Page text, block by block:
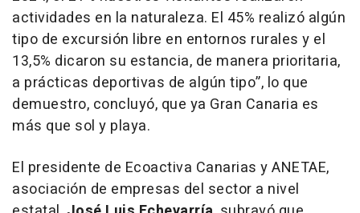
actividades en la naturaleza. El 45% realizó algún
tipo de excursión libre en entornos rurales y el
13,5% dicaron su estancia, de manera prioritaria,
a prácticas deportivas de algún tipo”, lo que
demuestro, concluyó, que ya Gran Canaria es
más que sol y playa.
El presidente de Ecoactiva Canarias y ANETAE,
asociación de empresas del sector a nivel